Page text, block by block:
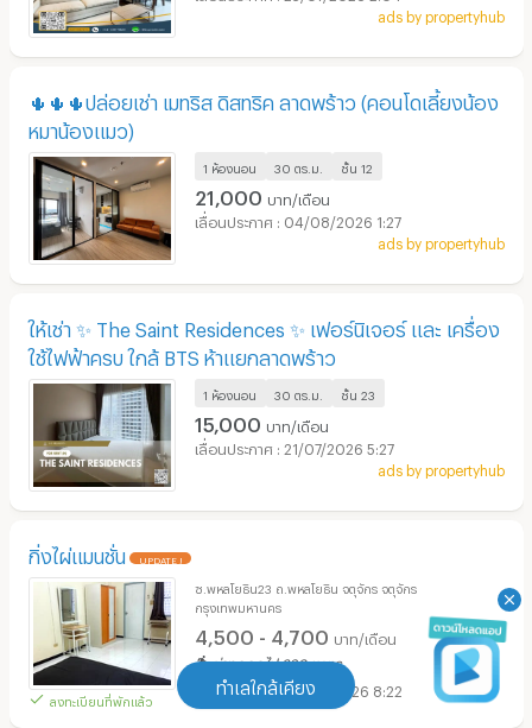
ทำเลใกล้เคียง
ads by propertyhub
🌵🌵🌵ปล่อยเช่า เมทริส ดิสทริค ลาดพร้าว (คอนโดเลี้ยงน้อง
หมาน้องแมว)
1 ห้องนอน 30 ตร.ม. ชั้น 12
21,000 บาท/เดือน
04/08/2026 1:27
ads by propertyhub
ให้เช่า ✨ The Saint Residences ✨ เฟอร์นิเจอร์ และ เครื่อง
ใช้ไฟฟ้าครบ ใกล้ BTS ห้าแยกลาดพร้าว
1 ห้องนอน 30 ตร.ม. ชั้น 23
15,000 บาท/เดือน
21/07/2026 5:27
ads by propertyhub
กิ่งไผ่แมนชั่น UPDATE !
ลงทะเบียนที่พักแล้ว
ซ.พหลโยธิน23 ถ.พหลโยธิน จตุจักร จตุจักร
กรุงเทพมหานคร
4,500 - 4,700 บาท/เดือน
ห่างออกไป 630 เมตร
07/08/2026 8:22